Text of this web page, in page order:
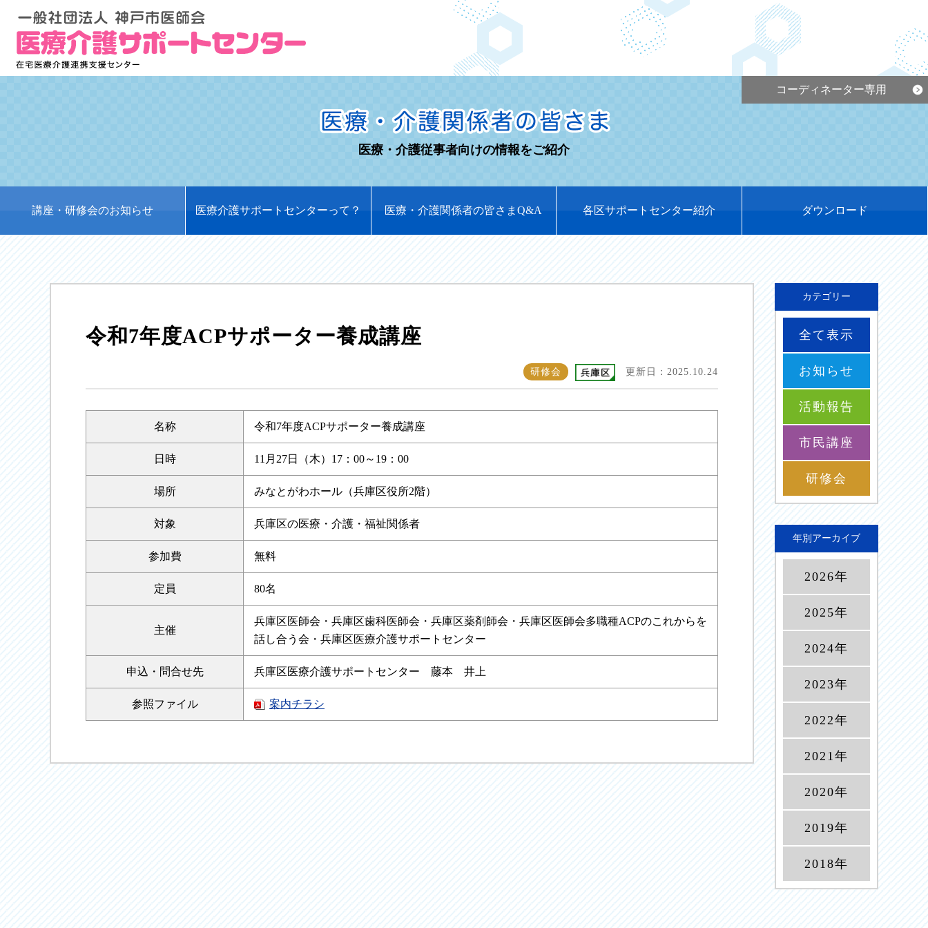
医療・介護従事者向けの情報をご紹介
講座・研修会のお知らせ 医療介護サポートセンターって？ 医療・介護関係者の皆さまQ&A 各区サポートセンター紹介 ダウンロード
コーディネーター専用
令和7年度ACPサポーター養成講座
研修会 更新日：2025.10.24
名称 令和7年度ACPサポーター養成講座
日時 11月27日（木）17：00～19：00
場所 みなとがわホール（兵庫区役所2階）
対象 兵庫区の医療・介護・福祉関係者
参加費 無料
定員 80名
主催
兵庫区医師会・兵庫区歯科医師会・兵庫区薬剤師会・兵庫区医師会多職種ACPのこれからを
話し合う会・兵庫区医療介護サポートセンター
申込・ 問合せ先 兵庫区医療介護サポートセンター 藤本 井上
参照ファイル 案内チラシ
カテゴリー
全て表示
お知らせ
活動報告
市民講座
研修会
年別アーカイブ
2026年
2025年
2024年
2023年
2022年
2021年
2020年
2019年
2018年